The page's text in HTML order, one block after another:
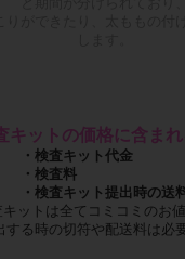
キットの価格に含ま
・検査キット代金
・検査料
・検査キット提出時の送
キットは全てコミコミのお
する時の切符や配送料は必